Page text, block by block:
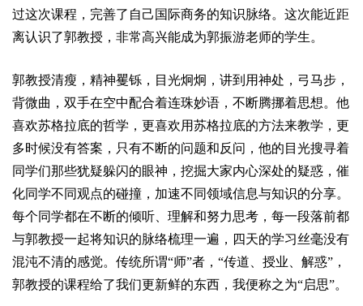
过这次课程，完善了自己国际商务的知识脉络。这次能近距
离认识了郭教授，非常高兴能成为郭振游老师的学生。
郭教授清瘦，精神矍铄，目光炯炯，讲到用神处，弓马步，
背微曲，双手在空中配合着连珠妙语，不断腾挪着思想。他
喜欢苏格拉底的哲学，更喜欢用苏格拉底的方法来教学，更
多时候没有答案，只有不断的问题和反问，他的目光搜寻着
同学们那些犹疑躲闪的眼神，挖掘大家内心深处的疑惑，催
化同学不同观点的碰撞，加速不同领域信息与知识的分享。
每个同学都在不断的倾听、理解和努力思考，每一段落前都
与郭教授一起将知识的脉络梳理一遍，四天的学习丝毫没有
混沌不清的感觉。传统所谓“师”者，“传道、授业、解惑”，
郭教授的课程给了我们更新鲜的东西，我便称之为“启思”。